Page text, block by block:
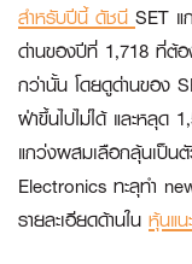
สำหรับปีนี้ ดัชนี SET แ
ด่านของปีที่ 1,718 ที่ต้
กว่านั้น โดยดูด่านของ
ฝ่าขึ้นไปไม่ได้ และหลุด
แกว่งผสมเลือกลุ้นเป็น
Electronics ทะลุทำ
รายละเอียดด้านใน หุ้นแน